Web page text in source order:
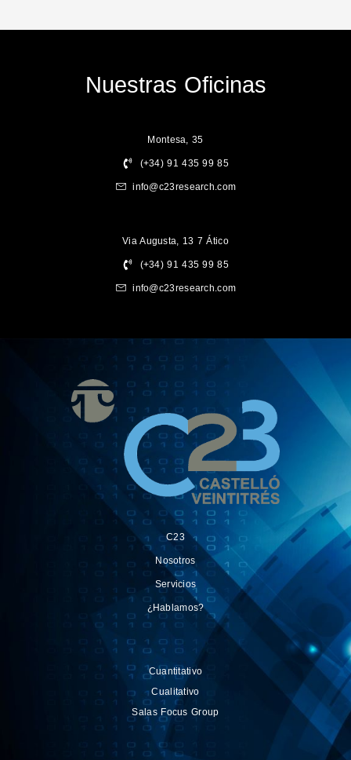
Nuestras Oficinas
Montesa, 35
(+34) 91 435 99 85
info@c23research.com
Via Augusta, 13 7 Ático
(+34) 91 435 99 85
info@c23research.com
C23
Nosotros
Servicios
¿Hablamos?
Cuantitativo
Cualitativo
Salas Focus Group